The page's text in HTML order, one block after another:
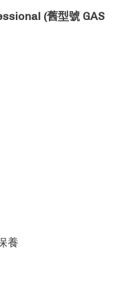
(舊型號 GAS
養